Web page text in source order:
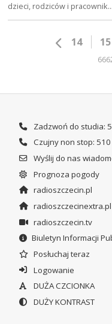
dzieci, rodziców i pracownik…
14 15
Zadzwoń do studia:
Czujny non stop:
Wyślij do nas
Prognoza pogody
radioszczecin.pl
radioszczecinextra.pl
radioszczecin.tv
Biuletyn Informacji
Posłuchaj teraz
Logowanie
DUŻA CZCIONKA
DUŻY KONTRAST